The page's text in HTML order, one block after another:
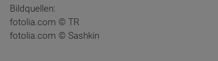
Bildquellen:
fotolia.com © TR
fotolia.com © Sashkin